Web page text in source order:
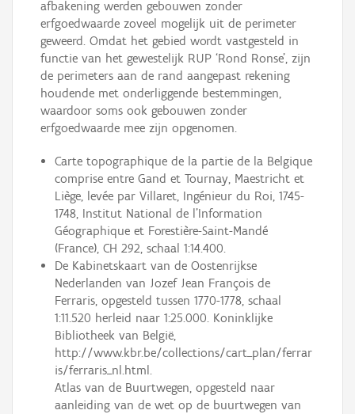
afbakening werden gebouwen zonder
erfgoedwaarde zoveel mogelijk uit de perimeter
geweerd. Omdat het gebied wordt vastgesteld in
functie van het gewestelijk RUP ‘Rond Ronse’, zijn
de perimeters aan de rand aangepast rekening
houdende met onderliggende bestemmingen,
waardoor soms ook gebouwen zonder
erfgoedwaarde mee zijn opgenomen.
Carte topographique de la partie de la Belgique
comprise entre Gand et Tournay, Maestricht et
Liège, levée par Villaret, Ingénieur du Roi, 1745-
1748, Institut National de l’Information
Géographique et Forestière-Saint-Mandé
(France), CH 292, schaal 1:14.400.
De Kabinetskaart van de Oostenrijkse
Nederlanden van Jozef Jean François de
Ferraris, opgesteld tussen 1770-1778, schaal
1:11.520 herleid naar 1:25.000. Koninklijke
Bibliotheek van België,
http://www.kbr.be/collections/cart_plan/ferrar
is/ferraris_nl.html.
Atlas van de Buurtwegen, opgesteld naar
aanleiding van de wet op de buurtwegen van